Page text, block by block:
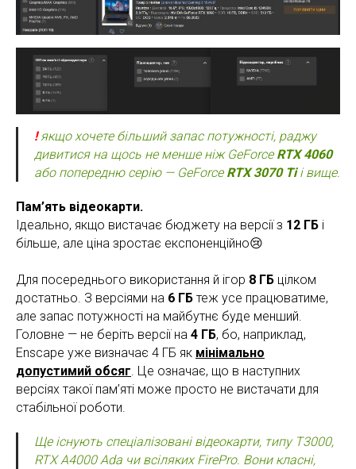
!якщо хочете більший запас потужності, раджу
дивитися на щось не менше ніж GeForce RTX 4060
або попередню серію — GeForce RTX 3070 Tiі вище.
Пам’ять відеокарти.
Ідеально, якщо вистачає бюджету на версії з 12 ГБ і
більше, але ціна зростає експоненційно😢
Для посереднього використання й ігор 8 ГБ цілком
достатньо. З версіями на 6 ГБ теж усе працюватиме,
але запас потужності на майбутнє буде менший.
Головне — не беріть версії на 4 ГБ, бо, наприклад,
Enscape уже визначає 4 ГБ як мінімально
допустимий обсяг. Це означає, що в наступних
версіях такої пам’яті може просто не вистачати для
стабільної роботи.
Ще існують спеціалізовані відеокарти, типу T3000,
RTX A4000 Ada чи всіляких FirePro. Вони класні,